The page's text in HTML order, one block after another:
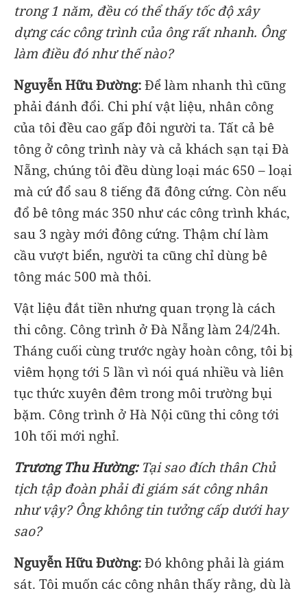
trong 1 năm, đều có thể thấy tốc độ xây
dựng các công trình của ông rất nhanh. Ông
làm điều đó như thế nào?
Nguyễn Hữu Đường:Để làm nhanh thì cũng
phải đánh đổi. Chi phí vật liệu, nhân công
của tôi đều cao gấp đôi người ta. Tất cả bê
tông ở công trình này và cả khách sạn tại Đà
Nẵng, chúng tôi đều dùng loại mác 650 – loại
mà cứ đổ sau 8 tiếng đã đông cứng. Còn nếu
đổ bê tông mác 350 như các công trình khác,
sau 3 ngày mới đông cứng. Thậm chí làm
cầu vượt biển, người ta cũng chỉ dùng bê
tông mác 500 mà thôi.
Vật liệu đắt tiền nhưng quan trọng là cách
thi công. Công trình ở Đà Nẵng làm 24/24h.
Tháng cuối cùng trước ngày hoàn công, tôi bị
viêm họng tới 5 lần vì nói quá nhiều và liên
tục thức xuyên đêm trong môi trường bụi
bặm. Công trình ở Hà Nội cũng thi công tới
10h tối mới nghỉ.
Trương Thu Hường: Tại sao đích thân Chủ
tịch tập đoàn phải đi giám sát công nhân
như vậy? Ông không tin tưởng cấp dưới hay
sao?
Nguyễn Hữu Đường:Đó không phải là giám
sát. Tôi muốn các công nhân thấy rằng, dù là